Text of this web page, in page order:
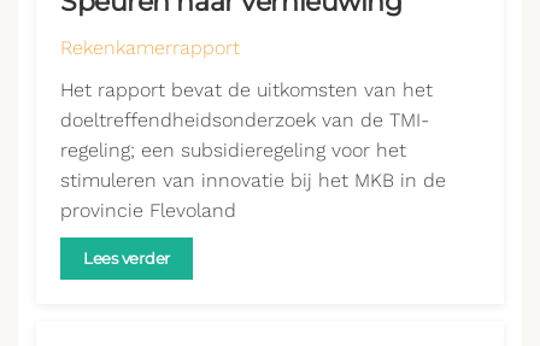
Rekenkamerrapport
Het rapport bevat de uitkomsten van het
doeltreffendheidsonderzoek van de TMI-
regeling; een subsidieregeling voor het
stimuleren van innovatie bij het MKB in de
provincie Flevoland
Lees verder